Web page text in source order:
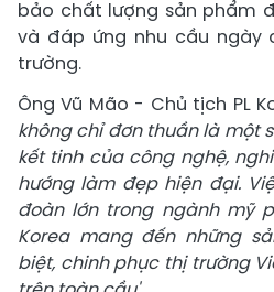
bảo chất lượng sản phẩm
và đáp ứng nhu cầu ngày
trường.​
Ông Vũ Mão - Chủ tịch PL
không chỉ đơn thuần là một
kết tinh của công nghệ,
hướng làm đẹp hiện đại.
đoàn lớn trong ngành mỹ
Korea mang đến những
biệt, chinh phục thị trường